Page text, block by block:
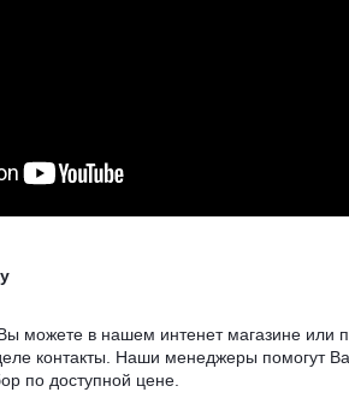
можете в нашем интенет магазине или
контакты. Наши менеджеры помогут
по доступной цене.